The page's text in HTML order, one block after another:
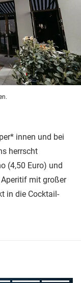
innen und bei
herrscht
(4,50 Euro) und
Aperitif mit großer
in die Cocktail-